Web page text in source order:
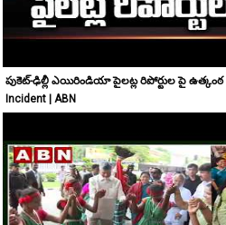
పుకెట్-ఢిల్లీ ఎయిరిండియా పైలట్ల రిపోర్టుల పై ఉత్కంఠ |
Incident | ABN